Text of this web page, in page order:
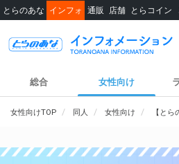
とらのあな インフォ 通販 店舗 とらコイン
総合 女性向け
女性向けTOP 同人 女性向け 【と